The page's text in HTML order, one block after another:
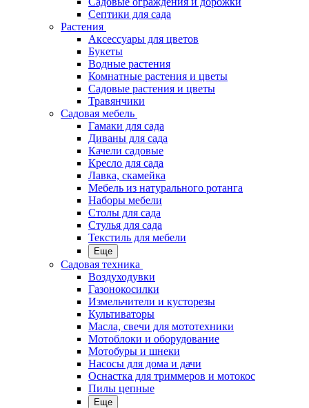
Септики для сада
Растения
Аксессуары для цветов
Букеты
Водные растения
Комнатные растения и цветы
Садовые растения и цветы
Травянчики
Садовая мебель
Гамаки для сада
Диваны для сада
Качели садовые
Кресло для сада
Лавка, скамейка
Мебель из натурального ротанга
Наборы мебели
Столы для сада
Стулья для сада
Текстиль для мебели
Еще
Садовая техника
Воздуходувки
Газонокосилки
Измельчители и кусторезы
Культиваторы
Масла, свечи для мототехники
Мотоблоки и оборудование
Мотобуры и шнеки
Насосы для дома и дачи
Оснастка для триммеров и мотокос
Пилы цепные
Еще